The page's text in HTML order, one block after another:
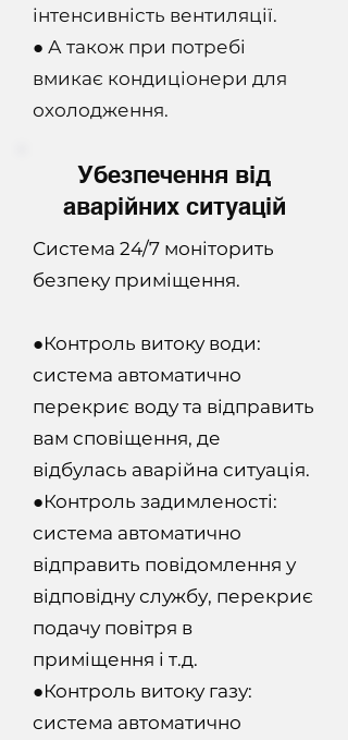
інтенсивність вентиляції.
● А також при потребі
вмикає кондиціонери для
охолодження.
Убезпечення від
аварійних ситуацій
Система 24/7 моніторить
безпеку приміщення.
●Контроль витоку води:
система автоматично
перекриє воду та відправить
вам сповіщення, де
відбулась аварійна ситуація.
●Контроль задимленості:
система автоматично
відправить повідомлення у
відповідну службу, перекриє
подачу повітря в
приміщення і т.д.
●Контроль витоку газу:
система автоматично